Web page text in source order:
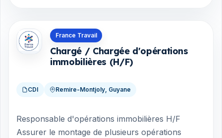
France Travail
Chargé / Chargée d'opérations
immobilières (H/F)
CDI Remire-Montjoly, Guyane
Responsable d'opérations immobilières H/F
Assurer le montage de plusieurs opérations
Offres en Guyane